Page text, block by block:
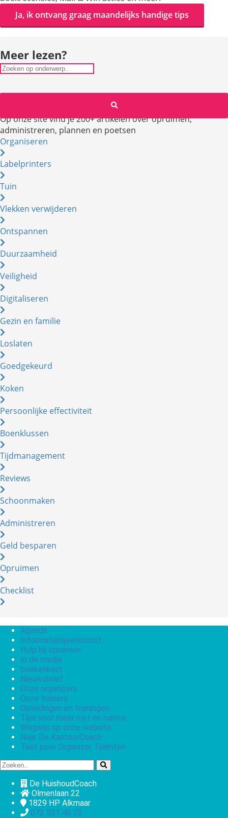
Ja, ik ontvang graag maandelijks handige tips
Meer lezen?
Op onze site vind je 200+ artikelen over opruimen,
administreren, plannen en poetsen
Organiseren
Labelprinters
Tuin
Vlekken verwijderen
Ontspannen
Duurzaamheid
Veiligheid
Digitaliseren
Gezin en familie
Loslaten
Goedgekeurd
Koken
Persoonlijke effectiviteit
Boenklussen
Tijdmanagement
Reviews
Schoonmaken
Administreren
Geld besparen
Opruimen
Checklist
Agenda
Informatiebijeenkomst
Hulp bij opruimen
In de media
boekenkast
Nieuwsbrief
Onze organizers
Onze trainers
Opleidingen en trainingen
Tips voor meer rust en ruimte
Wegwijs op onze website
Naar De KantoorCoach
Test jouw Organizer Talenten
De HuishoudCoach
Olmenlaan 22
1829 HP Alkmaar
072 531 46 72